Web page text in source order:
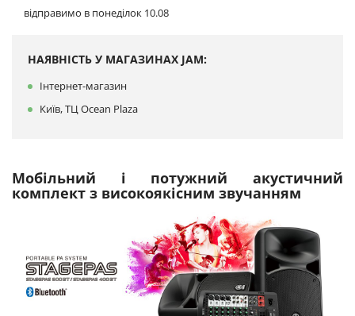
відправимо в понеділок 10.08
НАЯВНІСТЬ У МАГАЗИНАХ JAM:
Інтернет-магазин
Київ, ТЦ Ocean Plaza
Мобільний і потужний акустичний
комплект з високоякісним звучанням